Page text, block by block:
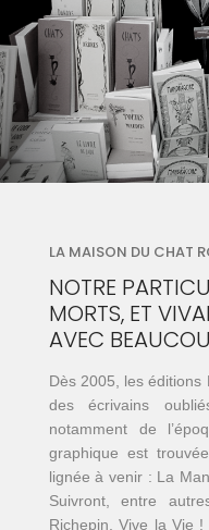
LA MAISON DU CHAT
NOTRE
MORTS, ET
AVEC
Dès 2005, les
des écrivains
notamment de
graphique est
lignée à venir : La
Suivront, entre
Richepin, Vive la Vie !